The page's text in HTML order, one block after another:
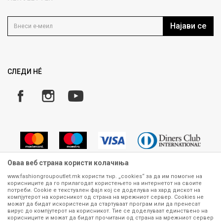
Кариера
Како да купите
Замена и рефундација на производи
Плаќање
Најави се
СЛЕДИ НÉ
Сите информации околу производите кои се изложени на нашата
онлајн продавница се стремиме да бидат конкретни, точни и прецизни,
меѓутоа не можеме да гарантираме дека се без ниту една грешка или
пак дека сите производи во моментот се достапни на залиха.
Оваа веб страна користи колачиња
www.fashiongroupoutlet.mk користи тнр. „cookies“ за да им помогне на
корисниците да го прилагодат користењето на интернетот на своите
потреби. Cookie е текстуален фајл кој се доделува на хард дискот на
компјутерот на корисникот од страна на мрежниот сервер. Cookies не
можат да бидат искористени да стартуваат програм или да пренесат
вирус до компјутерот на корисникот. Тие се доделуваат единствено на
корисниците и можат да бидат прочитани од страна на мрежниот сервер